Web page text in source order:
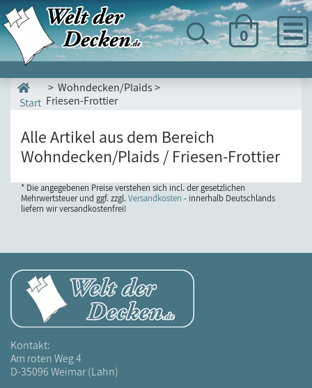
0
Start
> Wohndecken/Plaids >
Friesen-Frottier
Alle Artikel aus dem Bereich
Wohndecken/Plaids / Friesen-Frottier
* Die angegebenen Preise verstehen sich incl. der gesetzlichen
Mehrwertsteuer und ggf. zzgl. Versandkosten - innerhalb Deutschlands
liefern wir versandkostenfrei!
Kontakt:
Am roten Weg 4
D-35096 Weimar (Lahn)